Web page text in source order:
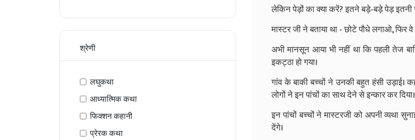
श्रेणी
लघुकथा
आध्यात्मिक कथा
फिक्शन कहानी
प्रेरक कथा
लेकिन पेड़ों का क्या करें? इतने बड़े-बड़े पेड़ इतनी
मास्टर जी ने बताया था - छोटे पौधे लगाओ, फिर वे
अभी मानसून आया भी नहीं था कि पहली तेज
इकट्ठा हो गया।
गांव के बाकी बच्चों ने उनकी बहुत हंसी उड़ाई।
लोगों ने इन पांचों का साथ देने से इन्कार कर दिया।
इन पांचों बच्चों ने मास्टरजी को अपनी व्यथा
देंगे।